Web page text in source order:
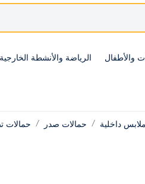
والأطفال الرياضة والأنشطة الخارجية
ملابس داخلية حمالات صدر حمالات